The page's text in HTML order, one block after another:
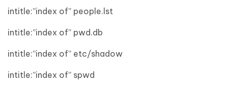
intitle:”index of” people.lst
intitle:”index of” pwd.db
intitle:”index of” etc/shadow
intitle:”index of” spwd